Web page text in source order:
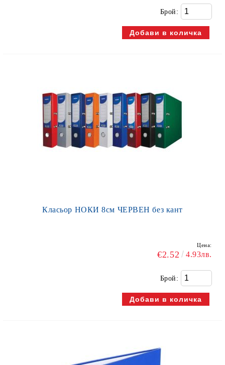
Брой:
Класьор НОКИ 8см ЧЕРВЕН без кант
Цена:
€2.52 4.93лв.
Брой: